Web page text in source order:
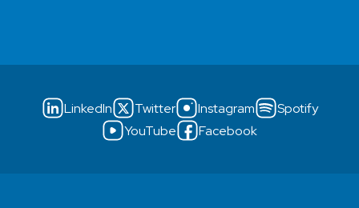
LinkedIn Twitter Instagram
Spotify
YouTube
Facebook